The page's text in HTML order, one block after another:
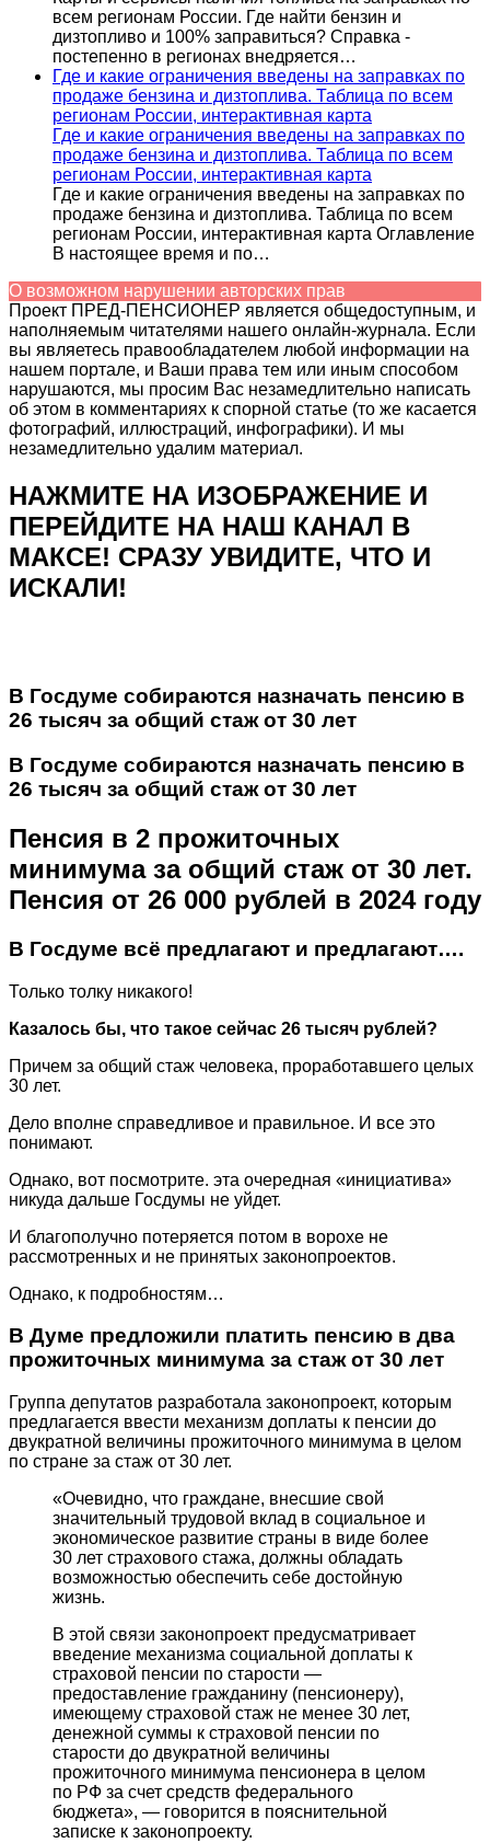
всем регионам России. Где найти бензин и
дизтопливо и 100% заправиться? Справка -
постепенно в регионах внедряется…
Где и какие ограничения введены на заправках по
продаже бензина и дизтоплива. Таблица по всем
регионам России, интерактивная карта
Где и какие ограничения введены на заправках по
продаже бензина и дизтоплива. Таблица по всем
регионам России, интерактивная карта
Где и какие ограничения введены на заправках по
продаже бензина и дизтоплива. Таблица по всем
регионам России, интерактивная карта Оглавление
В настоящее время и по…
О возможном нарушении авторских прав
Проект ПРЕД-ПЕНСИОНЕР является общедоступным, и
наполняемым читателями нашего онлайн-журнала. Если
вы являетесь правообладателем любой информации на
нашем портале, и Ваши права тем или иным способом
нарушаются, мы просим Вас незамедлительно написать
об этом в комментариях к спорной статье (то же касается
фотографий, иллюстраций, инфографики). И мы
незамедлительно удалим материал.
НАЖМИТЕ НА ИЗОБРАЖЕНИЕ И
ПЕРЕЙДИТЕ НА НАШ КАНАЛ В
МАКСЕ! СРАЗУ УВИДИТЕ, ЧТО И
ИСКАЛИ!
В Госдуме собираются назначать пенсию в
26 тысяч за общий стаж от 30 лет
В Госдуме собираются назначать пенсию в
26 тысяч за общий стаж от 30 лет
Пенсия в 2 прожиточных
минимума за общий стаж от 30 лет.
Пенсия от 26 000 рублей в 2024 году
В Госдуме всё предлагают и предлагают….
Только толку никакого!
Казалось бы, что такое сейчас 26 тысяч рублей?
Причем за общий стаж человека, проработавшего целых
30 лет.
Дело вполне справедливое и правильное. И все это
понимают.
Однако, вот посмотрите. эта очередная «инициатива»
никуда дальше Госдумы не уйдет.
И благополучно потеряется потом в ворохе не
рассмотренных и не принятых законопроектов.
Однако, к подробностям…
В Думе предложили платить пенсию в два
прожиточных минимума за стаж от 30 лет
Группа депутатов разработала законопроект, которым
предлагается ввести механизм доплаты к пенсии до
двукратной величины прожиточного минимума в целом
по стране за стаж от 30 лет.
«Очевидно, что граждане, внесшие свой
значительный трудовой вклад в социальное и
экономическое развитие страны в виде более
30 лет страхового стажа, должны обладать
возможностью обеспечить себе достойную
жизнь.
В этой связи законопроект предусматривает
введение механизма социальной доплаты к
страховой пенсии по старости —
предоставление гражданину (пенсионеру),
имеющему страховой стаж не менее 30 лет,
денежной суммы к страховой пенсии по
старости до двукратной величины
прожиточного минимума пенсионера в целом
по РФ за счет средств федерального
бюджета», — говорится в пояснительной
записке к законопроекту.